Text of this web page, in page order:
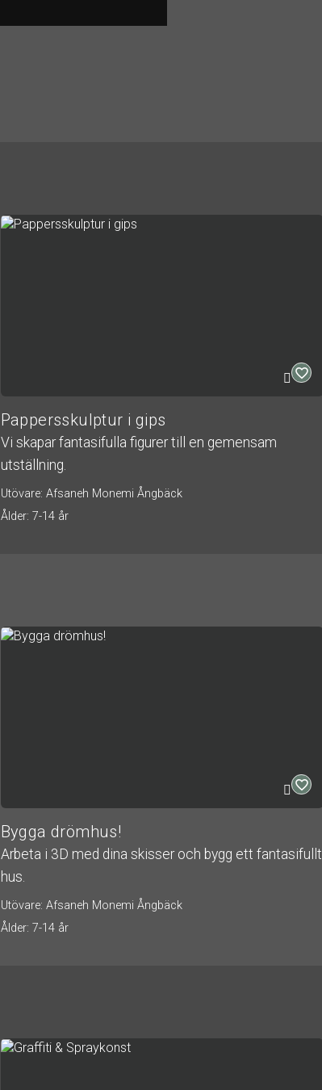
Pappersskulptur i gips
Vi skapar fantasifulla figurer till en gemensam
utställning.
Utövare: Afsaneh Monemi Ångbäck
Ålder: 7-14 år
Bygga drömhus!
Arbeta i 3D med dina skisser och bygg ett fantasifullt
hus.
Utövare: Afsaneh Monemi Ångbäck
Ålder: 7-14 år